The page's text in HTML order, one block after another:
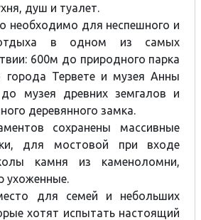
душ и туалет.
необходимо для неспешного и
отдыха в одном из самых
600м до природного парка
города Тервете и музея Анны
музея древних земгалов и
деревянного замка.
сохранены массивные
для мостовой при входе
камня из каменоломни,
ухоженные.
для семей и небольших
хотят испытать настоящий